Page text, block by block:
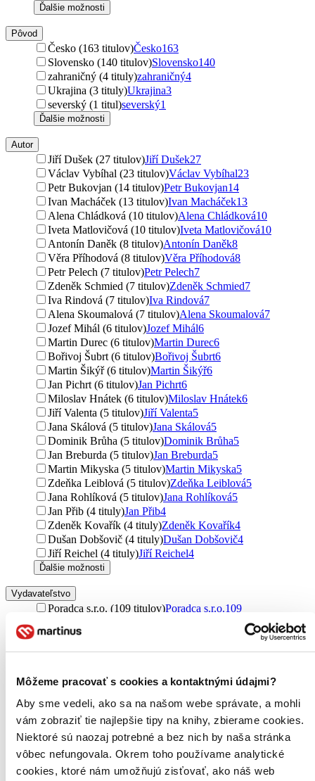
Môžeme pracovať s cookies a kontaktnými údajmi?
Aby sme vedeli, ako sa na našom webe správate, a mohli
vám zobraziť tie najlepšie tipy na knihy, zbierame cookies.
Niektoré sú naozaj potrebné a bez nich by naša stránka
vôbec nefungovala. Okrem toho používame analytické
cookies, ktoré nám umožňujú zisťovať, ako náš web
Ďalšie možnosti
Pôvod
Česko (163 titulov)Česko163
Slovensko (140 titulov)Slovensko140
zahraničný (4 tituly)zahraničný4
Ukrajina (3 tituly)Ukrajina3
severský (1 titul)severský1
Ďalšie možnosti
Autor
Jiří Dušek (27 titulov)Jiří Dušek27
Václav Vybíhal (23 titulov)Václav Vybíhal23
Petr Bukovjan (14 titulov)Petr Bukovjan14
Ivan Macháček (13 titulov)Ivan Macháček13
Alena Chládková (10 titulov)Alena Chládková10
Iveta Matlovičová (10 titulov)Iveta Matlovičová10
Antonín Daněk (8 titulov)Antonín Daněk8
Věra Příhodová (8 titulov)Věra Příhodová8
Petr Pelech (7 titulov)Petr Pelech7
Zdeněk Schmied (7 titulov)Zdeněk Schmied7
Iva Rindová (7 titulov)Iva Rindová7
Alena Skoumalová (7 titulov)Alena Skoumalová7
Jozef Mihál (6 titulov)Jozef Mihál6
Martin Durec (6 titulov)Martin Durec6
Bořivoj Šubrt (6 titulov)Bořivoj Šubrt6
Martin Šikýř (6 titulov)Martin Šikýř6
Jan Pichrt (6 titulov)Jan Pichrt6
Miloslav Hnátek (6 titulov)Miloslav Hnátek6
Jiří Valenta (5 titulov)Jiří Valenta5
Jana Skálová (5 titulov)Jana Skálová5
Dominik Brůha (5 titulov)Dominik Brůha5
Jan Breburda (5 titulov)Jan Breburda5
Martin Mikyska (5 titulov)Martin Mikyska5
Zdeňka Leiblová (5 titulov)Zdeňka Leiblová5
Jana Rohlíková (5 titulov)Jana Rohlíková5
Jan Přib (4 tituly)Jan Přib4
Zdeněk Kovařík (4 tituly)Zdeněk Kovařík4
Dušan Dobšovič (4 tituly)Dušan Dobšovič4
Jiří Reichel (4 tituly)Jiří Reichel4
Ďalšie možnosti
Vydavateľstvo
Poradca s.r.o. (109 titulov)Poradca s.r.o.109
Poradce s.r.o. (56 titulov)
ANAG (54 titulov)ANAG54
Wolters Kluwer ČR (40 titulov)Wolters Kluwer ČR
DonauMedia (17 titulov)DonauMedia17
Wolters Kluwer (15 titulov)Wolters Kluwer15
C. H. Beck (15 titulov)C. H. Beck15
Sagit (13 titulov)Sagit
13
Porada s.k. (8 titulov)
Porada s.k.
Epos (6 titulov)Epos6